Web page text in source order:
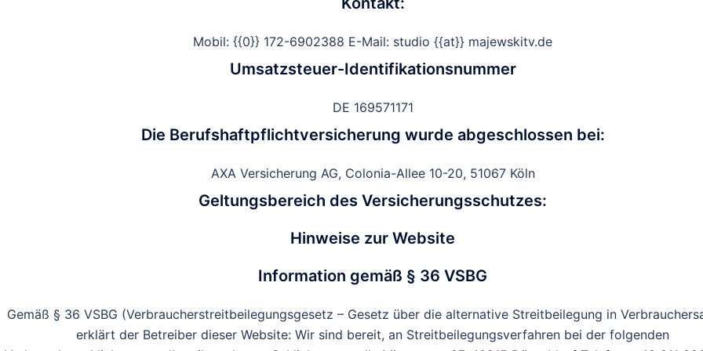
Mobil: {{0}} 172-6902388 E-Mail: studio {{at}} majewskitv.de
Umsatzsteuer-Identifikationsnummer
DE 169571171
Die Berufshaftpflichtversicherung wurde abgeschlossen bei:
AXA Versicherung AG, Colonia-Allee 10-20, 51067 Köln
Geltungsbereich des Versicherungsschutzes:
Hinweise zur Website
Information gemäß § 36 VSBG
Gemäß § 36 VSBG (Verbraucherstreitbeilegungsgesetz – Gesetz über die alternative Streitbeilegung in
erklärt der Betreiber dieser Website: Wir sind bereit, an Streitbeilegungsverfahren bei der folgenden